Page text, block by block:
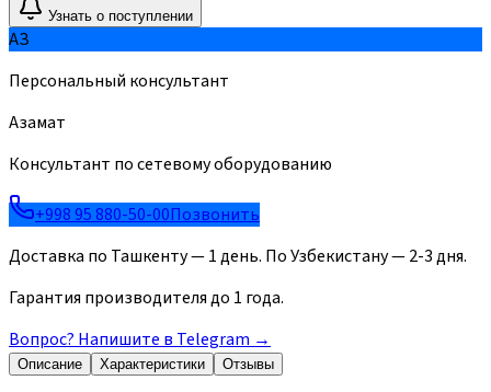
Узнать о поступлении
АЗ
Персональный консультант
Азамат
Консультант по сетевому оборудованию
+998 95 880-50-00Позвонить
Доставка по Ташкенту — 1 день. По Узбекистану — 2-3 дня.
Гарантия производителя до 1 года.
Вопрос? Напишите в Telegram →
Описание Характеристики Отзывы